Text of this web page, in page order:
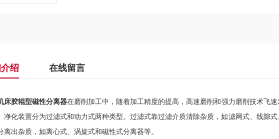
绍 在线留言
床胶辊型磁性分离器在磨削加工中，随着加工精度的提高，高速磨削和强力磨削技术飞
净化装置分为过滤式和动力式两种类型。过滤式靠过滤介质清除杂质，如滤网式、线隙
离出杂质，如离心式、涡旋式和磁性式分离器等。